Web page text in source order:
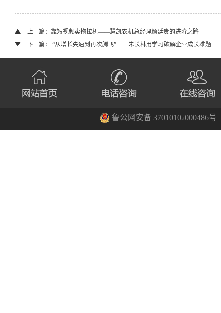
上一篇：靠短视频卖拖拉机——慧凯农机总经理颜廷贵的进阶之路
下一篇： “从增长失速到再次腾飞”——朱长林用学习破解企业成长难题
鲁公网安备 37010102000486号